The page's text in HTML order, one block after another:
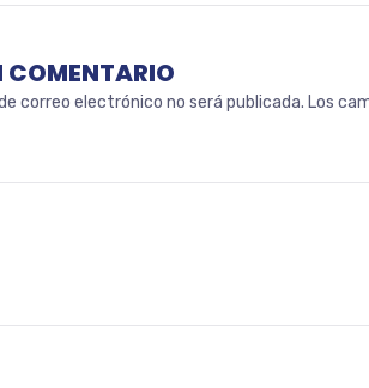
COMENTARIO
correo electrónico no será publicada. Los